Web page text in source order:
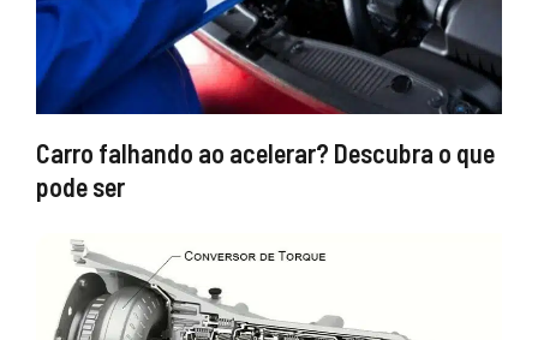
Carro falhando ao acelerar? Descubra o que
pode ser